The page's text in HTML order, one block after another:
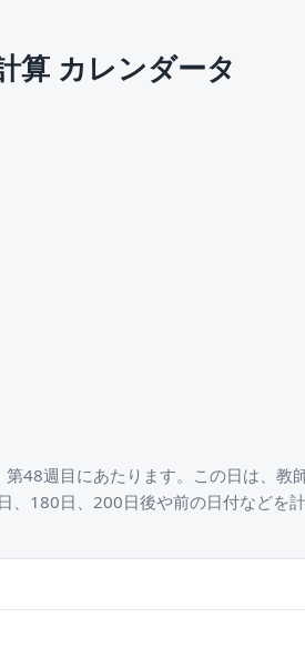
算 カレンダータ
48週目にあたります。この日は、教
180日、200日後や前の日付などを計